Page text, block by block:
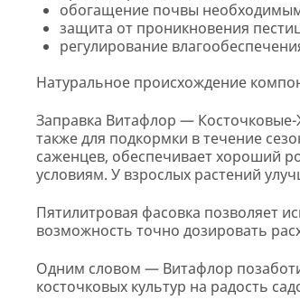
обогащение почвы
защита от проникновения
регулирование
Натуральное происхождение
Заправка Витафлор —
также для подкормки в течение
саженцев, обеспечивает хороший
условиям. У взрослых растений
Пятилитровая фасовка позволяет
возможность точно дозировать
Одним словом — Витафлор
косточковых культур на радость